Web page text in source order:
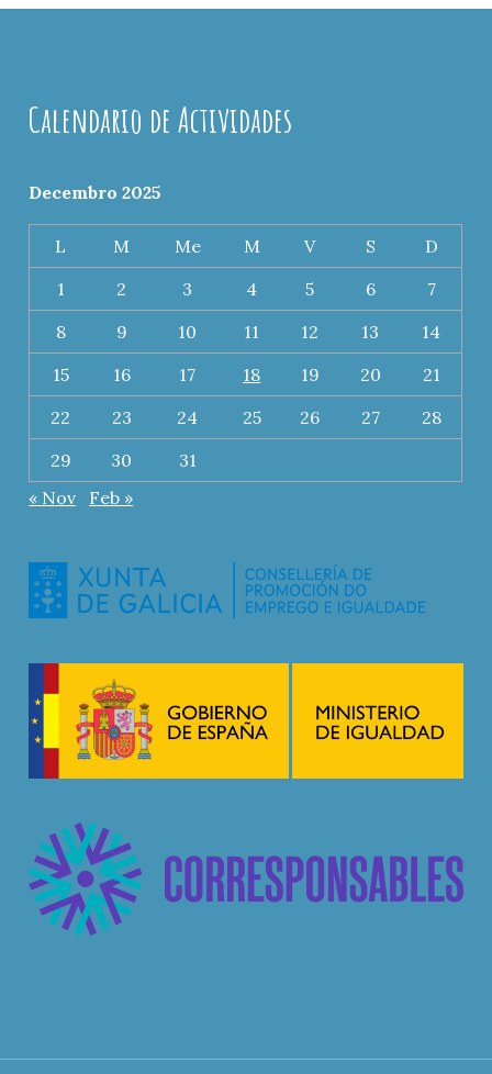
Calendario de Actividades
Decembro 2025
L M Me M V S
D
1
2 3 4 5 6
7
8
9 10 11 12 13
14
15
16 17 18 19 20
21
22
23 24 25 26 27
28
29
30
31
« Nov
Feb »